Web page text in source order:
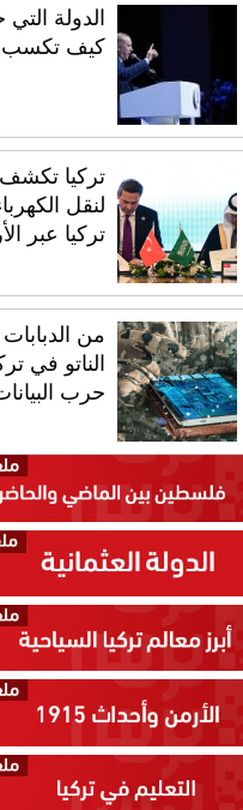
الدولة
كيف تكسب
تركيا
لنقل
تركيا عبر
من
الناتو في
حرب